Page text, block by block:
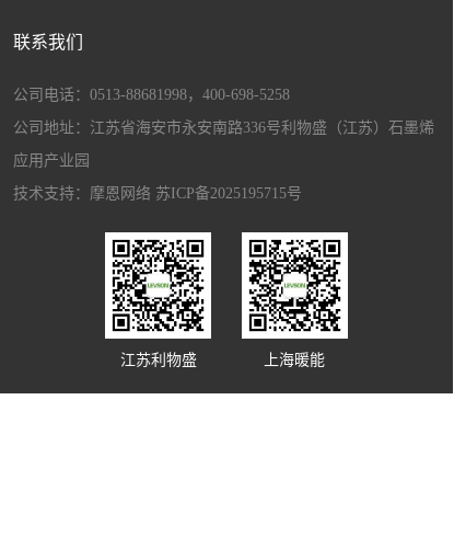
联系我们
公司电话：0513-88681998，400-698-5258
公司地址：江苏省海安市永安南路336号利物盛（江苏）石墨烯
应用产业园
技术支持： 摩恩网络 苏ICP备2025195715号
江苏利物盛 上海暖能